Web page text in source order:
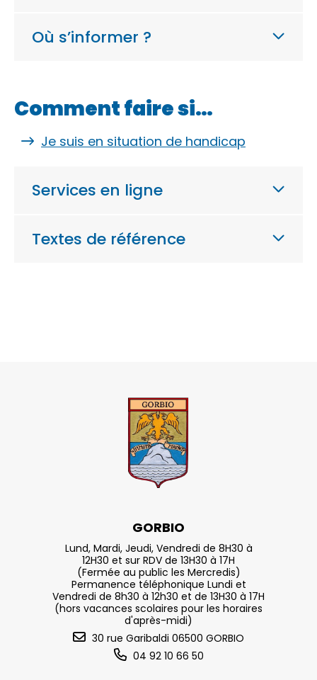
Où s’informer ?
Comment faire si…
Je suis en situation de handicap
Services en ligne
Textes de référence
GORBIO
Lund, Mardi, Jeudi, Vendredi de 8H30 à
12H30 et sur RDV de 13H30 à 17H
(Fermée au public les Mercredis)
Permanence téléphonique Lundi et
Vendredi de 8h30 à 12h30 et de 13H30 à 17H
(hors vacances scolaires pour les horaires
d'après-midi)
30 rue Garibaldi 06500 GORBIO
04 92 10 66 50